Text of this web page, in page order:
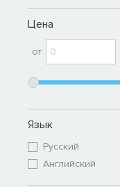
Цена
от
Язык
Русский
Английский